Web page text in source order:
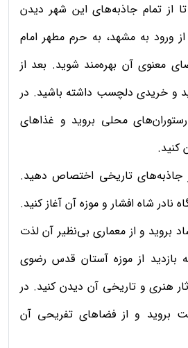
از تمام جاذبه‌های این شهر دیدن
ورود به مشهد، به حرم مطهر امام
معنوی آن بهره‌مند شوید. بعد از
و خریدی دلچسب داشته باشید. در
محلی بروید و غذاهای
کنید.
جاذبه‌های تاریخی اختصاص دهید.
نادر شاه افشار و موزه آن آغاز کنید.
و از معماری بی‌نظیر آن لذت
بازدید از موزه آستان قدس رضوی
هنری و تاریخی آن دیدن کنید. در
بروید و از فضاهای تفریحی آن